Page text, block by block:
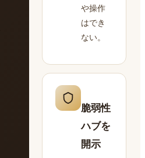
や操作
はでき
ない。
脆弱性
ハブを
開示